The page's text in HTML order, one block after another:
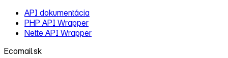
API dokumentácia
PHP API Wrapper
Nette API Wrapper
Ecomail.sk